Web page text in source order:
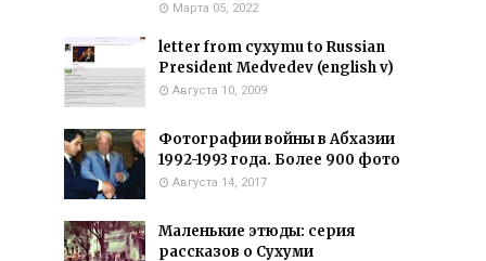
Марта 05, 2022
letter from cyxymu to Russian
President Medvedev (english v)
Августа 10, 2009
Фотографии войны в Абхазии
1992-1993 года. Более 900 фото
Августа 14, 2017
Маленькие этюды: серия
рассказов о Сухуми